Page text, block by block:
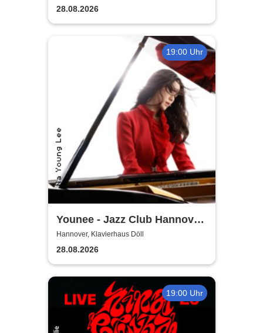
28.08.2026
19:00 Uhr
Younee - Jazz Club Hannover
Steinway-Artist
Hannover, Klavierhaus Döll
28.08.2026
19:00 Uhr